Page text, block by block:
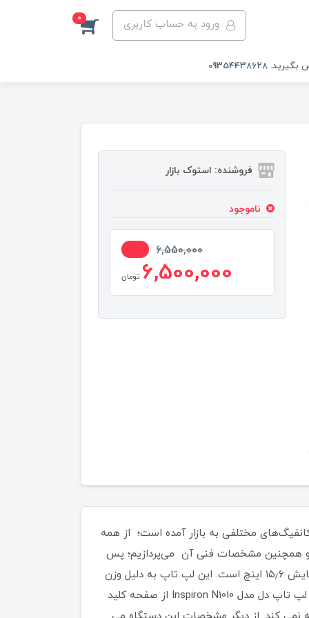
ورود به حساب کاربری 0
فروشنده: استوک بازار
ناموجود
6,550,000
6,500,000 تومان
مختلفی به بازار آمده است؛ از همه
مهم‌تر دارای HDMI و USB 3.0 می‌باشد در ادامه این مطلب بیشتر به بررسی ویژگی‌های لپ تاپ دل مدل Inspiron N5110 و همچنین مشخصات فنی آن می‌پردازیم؛ پس
ادامه این مطلب را از دست ندهید.لپ تاپ دل مدل Inspiron N5110 دستگاهی با وزن تقریبی ۲٫۸ کیلوگرم و با صفحه نمایش ۱۵٫۶ اینچ است. این لپ تاپ به دلیل وزن
نسبتاً مناسبی که دارد به راحتی قابل حمل و جابجایی است و برای دانشجویان و اساتید گزینه مناسبی به نظر می رسد. لپ تاپ دل مدل Inspiron N1010 از صفحه کلید